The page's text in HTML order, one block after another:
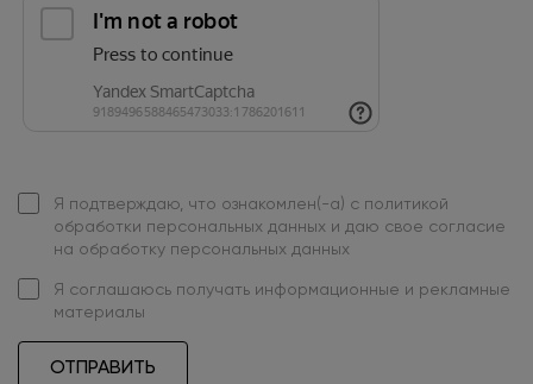
Я подтверждаю, что ознакомлен(-а) с политикой
обработки персональных данных и даю свое согласие
на обработку персональных данных
Я соглашаюсь получать информационные и рекламные
материалы
ОТПРАВИТЬ